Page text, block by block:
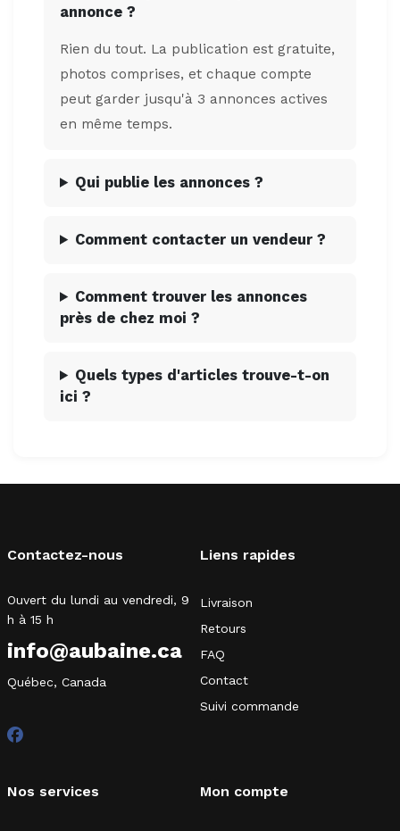
annonce ?
Rien du tout. La publication est gratuite,
photos comprises, et chaque compte
peut garder jusqu'à 3 annonces actives
en même temps.
Qui publie les annonces ?
Comment contacter un vendeur ?
Comment trouver les annonces
près de chez moi ?
Quels types d'articles trouve-t-on
ici ?
Contactez-nous
Ouvert du lundi au vendredi, 9
h à 15 h
info@aubaine.ca
Québec, Canada
Liens rapides
Livraison
Retours
FAQ
Contact
Suivi commande
Nos services Mon compte